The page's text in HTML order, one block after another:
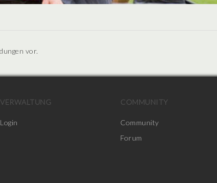
vor.
VERWALTUNG
Login
COMMUNITY
Community
Forum